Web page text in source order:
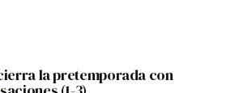
la pretemporada con